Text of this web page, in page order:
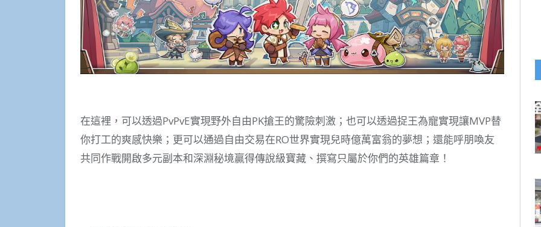
在這裡，可以透過PvPvE實現野外自由PK搶王的驚險刺激；也可以透過捉王為寵實現讓MVP替
你打工的爽感快樂；更可以通過自由交易在RO世界實現兒時億萬富翁的夢想；還能呼朋喚友
共同作戰開啟多元副本和深淵秘境贏得傳說級寶藏、撰寫只屬於你們的英雄篇章！